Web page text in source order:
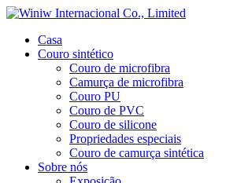
Casa
Couro sintético
Couro de microfibra
Camurça de microfibra
Couro PU
Couro de PVC
Couro de silicone
Propriedades especiais
Couro de camurça sintética
Sobre nós